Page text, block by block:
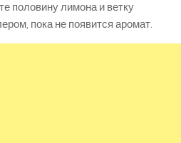
половину лимона и ветку
пока не появится аромат.